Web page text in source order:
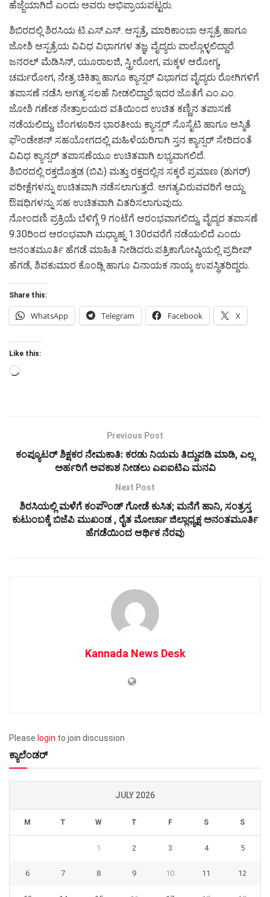
ಹೆಜ್ಜೆಯಾಗಿದೆ ಎಂದು ಅವರು ಅಭಿಪ್ರಾಯಪಟ್ಟರು.
ಶಿಬಿರದಲ್ಲಿ ಶಿರಸಿಯ ಟಿ.ಎಸ್.ಎಸ್. ಆಸ್ಪತ್ರೆ, ಮಾರಿಕಾಂಬಾ ಆಸ್ಪತ್ರೆ ಹಾಗೂ
ಜೋಶಿ ಆಸ್ಪತ್ರೆಯ ವಿವಿಧ ವಿಭಾಗಗಳ ತಜ್ಞ ವೈದ್ಯರು ಪಾಲ್ಗೊಳ್ಳಲಿದ್ದಾರೆ.
ಜನರಲ್ ಮೆಡಿಸಿನ್, ಯೂರಾಲಜಿ, ಸ್ತ್ರೀರೋಗ, ಮಕ್ಕಳ ಆರೋಗ್ಯ,
ಚರ್ಮರೋಗ, ನೇತ್ರ ಚಿಕಿತ್ಸಾ ಹಾಗೂ ಕ್ಯಾನ್ಸರ್ ವಿಭಾಗದ ವೈದ್ಯರು ರೋಗಿಗಳಿಗೆ
ತಪಾಸಣೆ ನಡೆಸಿ ಅಗತ್ಯ ಸಲಹೆ ನೀಡಲಿದ್ದಾರೆ.ಇದರ ಜೊತೆಗೆ ಎಂ.ಎಂ.
ಜೋಶಿ ಗಣೇಶ ನೇತ್ರಾಲಯದ ವತಿಯಿಂದ ಉಚಿತ ಕಣ್ಣಿನ ತಪಾಸಣೆ
ನಡೆಯಲಿದ್ದು, ಬೆಂಗಳೂರಿನ ಭಾರತೀಯ ಕ್ಯಾನ್ಸರ್ ಸೊಸೈಟಿ ಹಾಗೂ ಅಸ್ಮಿತೆ
ಫೌಂಡೇಶನ್ ಸಹಯೋಗದಲ್ಲಿ ಮಹಿಳೆಯರಿಗಾಗಿ ಸ್ತನ ಕ್ಯಾನ್ಸರ್ ಸೇರಿದಂತೆ
ವಿವಿಧ ಕ್ಯಾನ್ಸರ್ ತಪಾಸಣೆಯೂ ಉಚಿತವಾಗಿ ಲಭ್ಯವಾಗಲಿದೆ.
ಶಿಬಿರದಲ್ಲಿ ರಕ್ತದೊತ್ತಡ (ಬಿಪಿ) ಮತ್ತು ರಕ್ತದಲ್ಲಿನ ಸಕ್ಕರೆ ಪ್ರಮಾಣ (ಶುಗರ್)
ಪರೀಕ್ಷೆಗಳನ್ನು ಉಚಿತವಾಗಿ ನಡೆಸಲಾಗುತ್ತದೆ. ಅಗತ್ಯವಿರುವವರಿಗೆ ಆಯ್ದ
ಔಷಧಿಗಳನ್ನು ಸಹ ಉಚಿತವಾಗಿ ವಿತರಿಸಲಾಗುವುದು.
ನೋಂದಣಿ ಪ್ರಕ್ರಿಯೆ ಬೆಳಿಗ್ಗೆ 9 ಗಂಟೆಗೆ ಆರಂಭವಾಗಲಿದ್ದು, ವೈದ್ಯರ ತಪಾಸಣೆ
9.30ರಿಂದ ಆರಂಭವಾಗಿ ಮಧ್ಯಾಹ್ನ 1.30ರವರೆಗೆ ನಡೆಯಲಿದೆ ಎಂದು
ಅನಂತಮೂರ್ತಿ ಹೆಗಡೆ ಮಾಹಿತಿ ನೀಡಿದರು.ಪತ್ರಿಕಾಗೋಷ್ಠಿಯಲ್ಲಿ ಪ್ರದೀಪ್
ಹೆಗಡೆ, ಶಿವಕುಮಾರ ಕೊಂಡ್ಲಿ ಹಾಗೂ ವಿನಾಯಕ ನಾಯ್ಕ ಉಪಸ್ಥಿತರಿದ್ದರು.
Share this:
WhatsApp Telegram Facebook X
Like this:
Loading…
Previous Post
ಕಂಪ್ಯೂಟರ್ ಶಿಕ್ಷಕರ ನೇಮಕಾತಿ: ಕರಡು ನಿಯಮ ತಿದ್ದುಪಡಿ ಮಾಡಿ, ಎಲ್ಲ
ಅರ್ಹರಿಗೆ ಅವಕಾಶ ನೀಡಲು ಎಐಐಟಿಎ ಮನವಿ
Next Post
ಶಿರಸಿಯಲ್ಲಿ ಮಳೆಗೆ ಕಂಪೌಂಡ್ ಗೋಡೆ ಕುಸಿತ; ಮನೆಗೆ ಹಾನಿ, ಸಂತ್ರಸ್ತ
ಕುಟುಂಬಕ್ಕೆ ಬಿಜೆಪಿ ಮುಖಂಡ , ರೈತ ಮೋರ್ಚಾ ಜಿಲ್ಲಾಧ್ಯಕ್ಷ ಅನಂತಮೂರ್ತಿ
ಹೆಗಡೆಯಿಂದ ಆರ್ಥಿಕ ನೆರವು
Kannada News Desk
Please login to join discussion
ಕ್ಯಾಲೆಂಡರ್
JULY 2026
M T W T F S S
1 2 3 4 5
6 7 8 9 10 11 12